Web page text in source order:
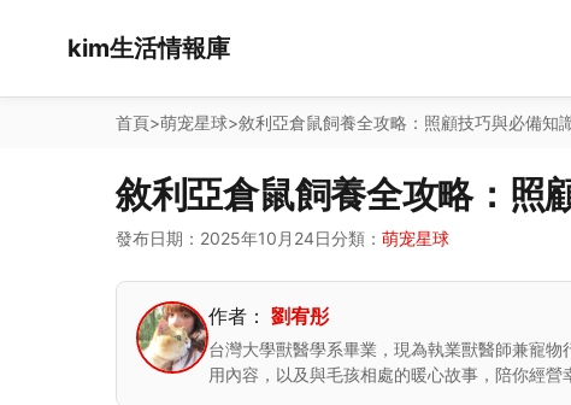
kim生活情報庫
首頁>萌宠星球>敘利亞倉鼠飼養全攻略：照顧技巧與必備知
敘利亞倉鼠飼養全攻略：照
發布日期：2025年10月24日分類： 萌宠星球
作者： 劉宥彤
台灣大學獸醫學系畢業，現為執業獸醫師兼寵
用內容，以及與毛孩相處的暖心故事，陪你經營